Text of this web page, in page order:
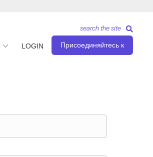
LOGIN Присоединяйтесь к
search the site